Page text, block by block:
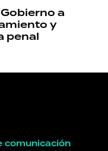
a
y
penal
comunicación